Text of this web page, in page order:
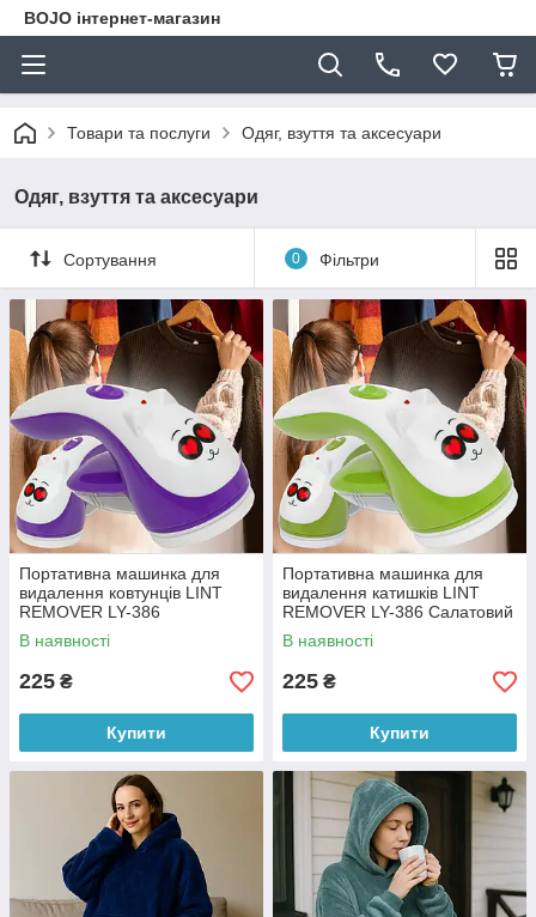
BOJO інтернет-магазин
Товари та послуги Одяг, взуття та аксесуари
Одяг, взуття та аксесуари
Сортування 0 Фільтри
Портативна машинка для
видалення ковтунців LINT
REMOVER LY-386
Фіолетовий (В)
В наявності
225 ₴
Купити
Портативна машинка для
видалення катишків LINT
REMOVER LY-386 Салатовий
(В)
В наявності
225 ₴
Купити